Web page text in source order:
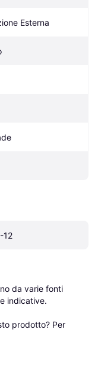
Esterna
12
da varie fonti
indicative.
prodotto? Per